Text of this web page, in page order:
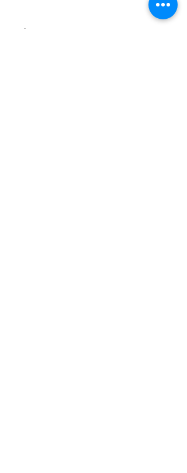
Mehr anzeigen